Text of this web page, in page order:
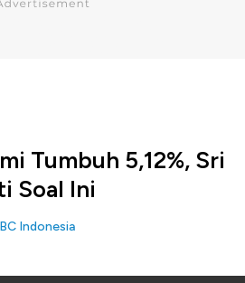
Tumbuh 5,12%, Sri
Soal Ini
Indonesia